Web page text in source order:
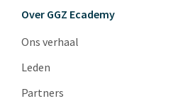
Over GGZ Ecademy
Ons verhaal
Leden
Partners